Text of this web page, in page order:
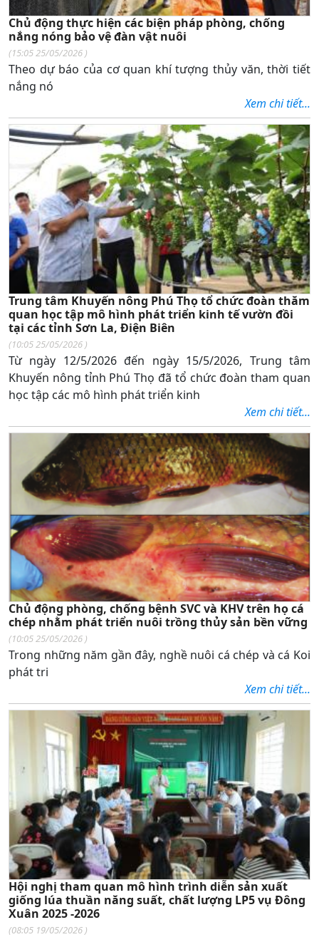
Chủ động thực hiện các biện pháp phòng, chống
nắng nóng bảo vệ đàn vật nuôi
(15:05 25/05/2026 )
Theo dự báo của cơ quan khí tượng thủy văn, thời tiết
nắng nó
Xem chi tiết...
Trung tâm Khuyến nông Phú Thọ tổ chức đoàn thăm
quan học tập mô hình phát triển kinh tế vườn đồi
tại các tỉnh Sơn La, Điện Biên
(10:05 25/05/2026 )
Từ ngày 12/5/2026 đến ngày 15/5/2026, Trung tâm
Khuyến nông tỉnh Phú Thọ đã tổ chức đoàn tham quan
học tập các mô hình phát triển kinh
Xem chi tiết...
Chủ động phòng, chống bệnh SVC và KHV trên họ cá
chép nhằm phát triển nuôi trồng thủy sản bền vững
(10:05 25/05/2026 )
Trong những năm gần đây, nghề nuôi cá chép và cá Koi
phát tri
Xem chi tiết...
Hội nghị tham quan mô hình trình diễn sản xuất
giống lúa thuần năng suất, chất lượng LP5 vụ Đông
Xuân 2025 -2026
(08:05 19/05/2026 )